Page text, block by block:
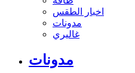
اخبار الطقس
مدونات
غاليري
مدونات